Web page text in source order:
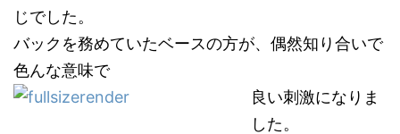
じでした。
バックを務めていたベースの方が、偶然知り合いで
色んな意味で
良い刺激になりま
した。